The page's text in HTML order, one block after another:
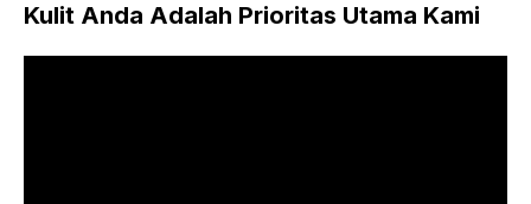
Kulit Anda Adalah Prioritas Utama Kami